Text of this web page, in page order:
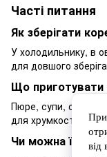
Часті питання
Як зберігати
У холодильнику, в
для довшого
Що приготувати
Пюре, супи,
для хрумкості.
Чи можна їсти